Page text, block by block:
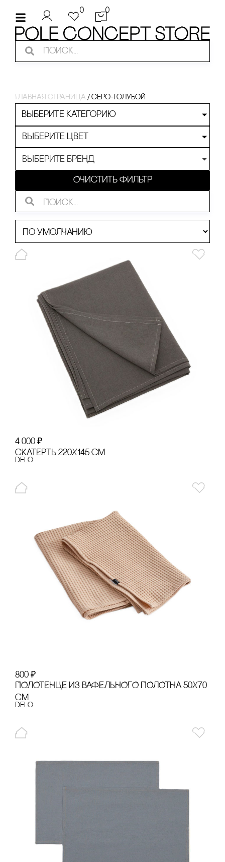
0 0
Главная страница / серо-голубой
Выберите категорию
Выберите цвет
Выберите бренд
Очистить фильтр
4 000 ₽
сКАТЕРТЬ 220Х145 сМ
Delo
800 ₽
ПОЛОТЕНЦЕ ИЗ ВАФЕЛЬНОГО ПОЛОТНА 50Х70
сМ
Delo